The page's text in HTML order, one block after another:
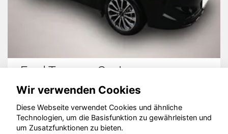
Ford Tourneo Custom
© konjunkturmotor.de GmbH 2020 - 2026
Wir verwenden Cookies
Diese Webseite verwendet Cookies und ähnliche
Technologien, um die Basisfunktion zu gewährleisten und
um Zusatzfunktionen zu bieten.